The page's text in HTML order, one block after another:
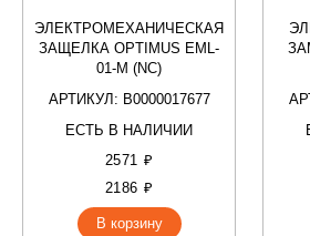
ЭЛЕКТРОМЕХАНИЧЕСКАЯ
ЗАЩЕЛКА OPTIMUS EML-
01-M (NC)
АРТИКУЛ: В0000017677
ЕСТЬ В НАЛИЧИИ
2571 ₽
2186 ₽
В корзину